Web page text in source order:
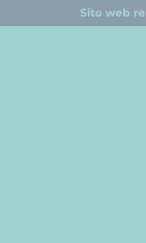
Sito web